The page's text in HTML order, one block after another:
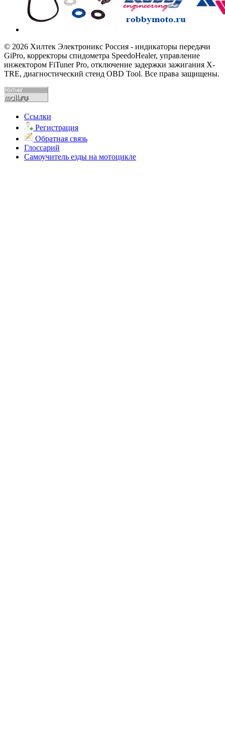
© 2026 Хилтек Электроникс Россия - индикаторы передачи
GiPro, корректоры спидометра SpeedoHealer, управление
инжектором FiTuner Pro, отключение задержки зажигания X-
TRE, диагностический стенд OBD Tool. Все права защищены.
Ссылки
Регистрация
Обратная связь
Глоссарий
Самоучитель езды на мотоцикле